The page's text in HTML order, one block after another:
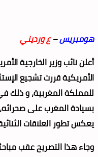
هومبريس–ع ورديني
أعلن نائب وزير الخارجية
الأمريكية قررت تشجيع
للمملكة المغربية، و ذلك
بسيادة المغرب على
يعكس تطور العلاقات
وجاء هذا التصريح عقب